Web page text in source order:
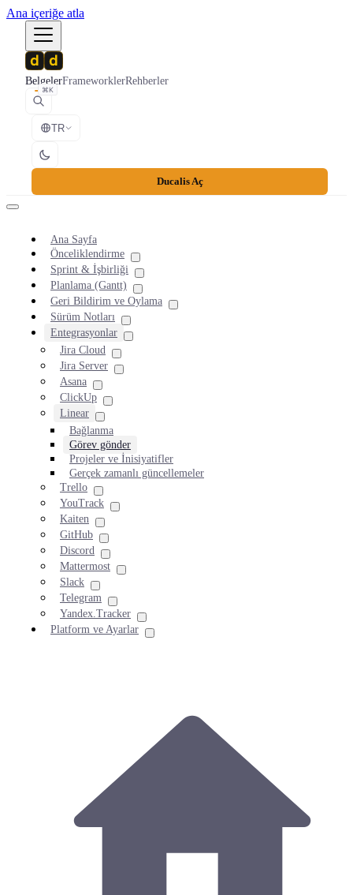
Ana içeriğe atla
BelgelerFrameworklerRehberler
⌘K
TR
Ducalis Aç
Ana Sayfa
Önceliklendirme
Sprint & İşbirliği
Planlama (Gantt)
Geri Bildirim ve Oylama
Sürüm Notları
Entegrasyonlar
Jira Cloud
Jira Server
Asana
ClickUp
Linear
Bağlanma
Görev gönder
Projeler ve İnisiyatifler
Gerçek zamanlı güncellemeler
Trello
YouTrack
Kaiten
GitHub
Discord
Mattermost
Slack
Telegram
Yandex.Tracker
Platform ve Ayarlar